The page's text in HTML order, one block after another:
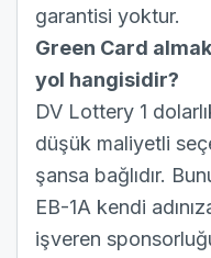
garantisi yoktur.
Green Card
yol hangisidir?
DV Lottery 1
düşük maliyetli
şansa bağlıdır.
EB-1A kendi
işveren